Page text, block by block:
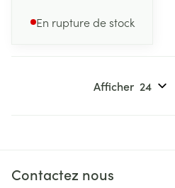
En rupture de stock
Afficher
Contactez nous